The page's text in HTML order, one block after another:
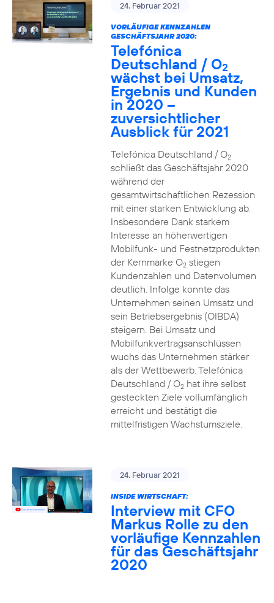
24. Februar 2021
VORLÄUFIGE KENNZAHLEN
GESCHÄFTSJAHR 2020:
Telefónica
Deutschland / O2
wächst bei Umsatz,
Ergebnis und Kunden
in 2020 –
zuversichtlicher
Ausblick für 2021
Telefónica Deutschland / O2
schließt das Geschäftsjahr 2020
während der
gesamtwirtschaftlichen Rezession
mit einer starken Entwicklung ab.
Insbesondere Dank starkem
Interesse an höherwertigen
Mobilfunk- und Festnetzprodukten
der Kernmarke O2stiegen
Kundenzahlen und Datenvolumen
deutlich. Infolge konnte das
Unternehmen seinen Umsatz und
sein Betriebsergebnis (OIBDA)
steigern. Bei Umsatz und
Mobilfunkvertragsanschlüssen
wuchs das Unternehmen stärker
als der Wettbewerb. Telefónica
Deutschland / O2hat ihre selbst
gesteckten Ziele vollumfänglich
erreicht und bestätigt die
mittelfristigen Wachstumsziele.
24. Februar 2021
INSIDE WIRTSCHAFT:
Interview mit CFO
Markus Rolle zu den
vorläufige Kennzahlen
für das Geschäftsjahr
2020